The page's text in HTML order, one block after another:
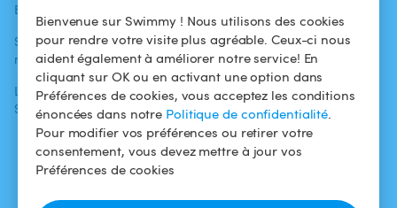
Bienvenue sur Swimmy ! Nous utilisons des cookies
pour rendre votre visite plus agréable. Ceux-ci nous
aident également à améliorer notre service! En
cliquant sur OK ou en activant une option dans
Préférences de cookies, vous acceptez les conditions
énoncées dans notre Politique de confidentialité.
Pour modifier vos préférences ou retirer votre
consentement, vous devez mettre à jour vos
Préférences de cookies
Blog
Swimmy dans les
médias
L'aventure
Swimmy
baigneurs
Pour les
propriétaires
Louer ma piscine
Comment ça
marche ?
Conditions
d'utilisation
Politique de
confidentialité
Mentions légales